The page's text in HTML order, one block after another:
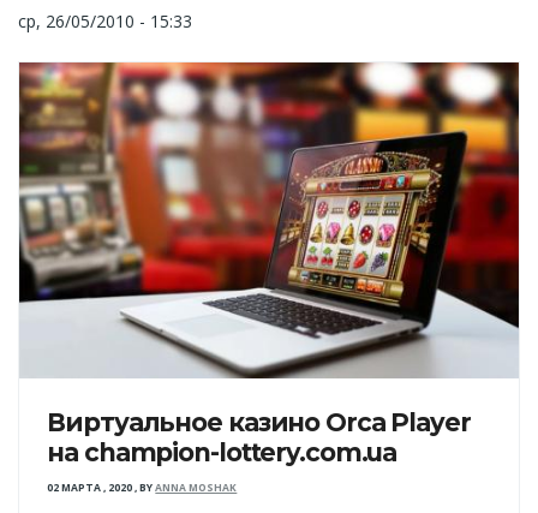
ср, 26/05/2010 - 15:33
Виртуальное казино Orca Player
на champion-lottery.com.ua
02 МАРТА , 2020,BYANNA MOSHAK